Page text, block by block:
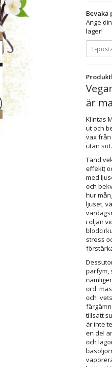
Bevaka
Ange
lager!
är
Klintas
ut och
vax från
utan sot.
Tänd
effekt)
med
och
hur
ljuset,
i oljan
stress
parfym,
ord
och
tillsatt
är inte
en del
och